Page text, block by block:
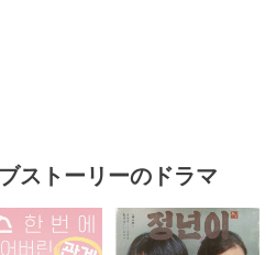
ストーリーのドラマ